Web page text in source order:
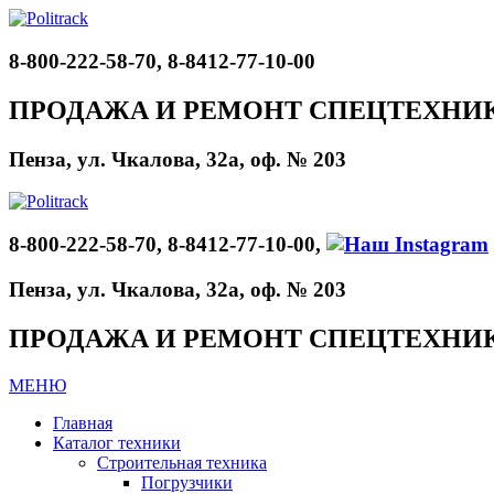
8-800-222-58-70, 8-8412-77-10-00
ПРОДАЖА И РЕМОНТ
Пенза, ул. Чкалова, 32а, оф. № 203
8-800-222-58-70, 8-8412-77-10-00,
Пенза, ул. Чкалова, 32а, оф. № 203
ПРОДАЖА И РЕМОНТ
МЕНЮ
Главная
Каталог техники
Строительная техника
Погрузчики